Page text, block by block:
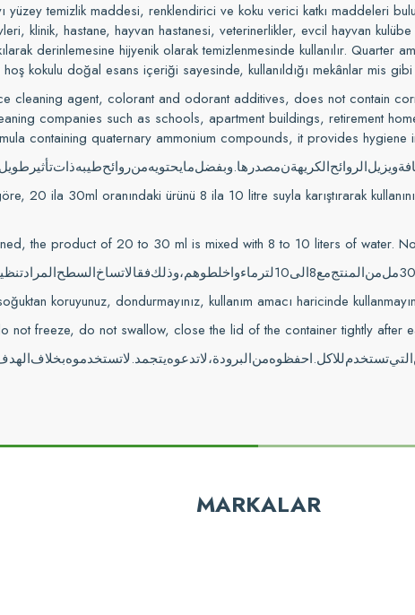
yüzey temizlik maddesi, renklendirici ve koku verici katkı maddeleri
klinik, hastane, hayvan hastanesi, veterinerlikler, evcil hayvan
derinlemesine hijyenik olarak temizlenmesinde kullanılır. Quarter
kokulu doğal esans içeriği sayesinde, kullanıldığı mekânlar mis
cleaning agent, colorant and odorant additives, does not contain
companies such as schools, apartment buildings, retirement
containing quaternary ammonium compounds, it provides
ويزيلالروائحالكريهةنمصدرها.وبفضلمايحتويهمنروائحطيبهذاتتأثير طويل
20 ila 30ml oranındaki ürünü 8 ila 10 litre suyla karıştırarak
the product of 20 to 30 ml is mixed with 8 to 10 liters of water.
30ملمنالمنتجمع8الى10لتر ماءواخلطوهم،وذلكفقالاتساخالسطحالمراد
koruyunuz, dondurmayınız, kullanım amacı haricinde
freeze, do not swallow, close the lid of the container tightly after
التيتستخدمللاكل.احفظوهمنالبرودة،لاتدعوهيتجمد.لاتستخدموهبخلاف
MARKALAR